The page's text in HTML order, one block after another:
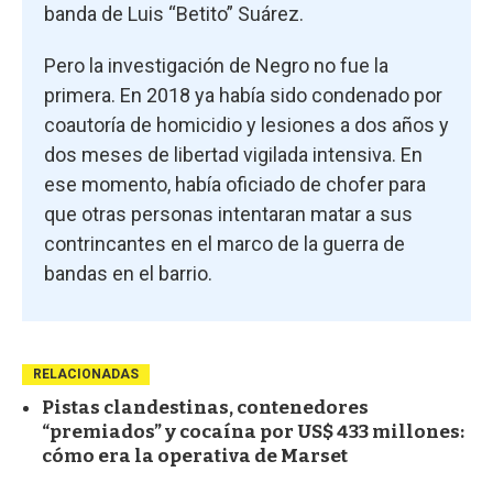
banda de Luis “Betito” Suárez.
Pero la investigación de Negro no fue la
primera. En 2018 ya había sido condenado por
coautoría de homicidio y lesiones a dos años y
dos meses de libertad vigilada intensiva. En
ese momento, había oficiado de chofer para
que otras personas intentaran matar a sus
contrincantes en el marco de la guerra de
bandas en el barrio.
RELACIONADAS
Pistas clandestinas, contenedores
“premiados” y cocaína por US$ 433 millones:
cómo era la operativa de Marset